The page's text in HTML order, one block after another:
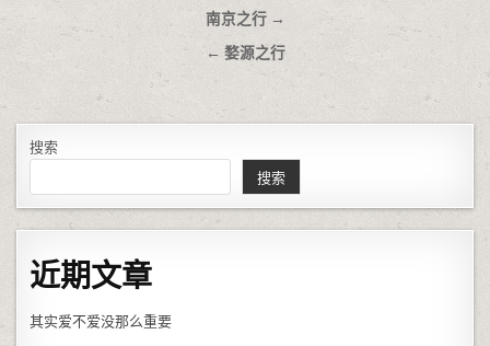
文章导航 南京之行 →
← 婺源之行
搜索
搜索
近期文章
其实爱不爱没那么重要